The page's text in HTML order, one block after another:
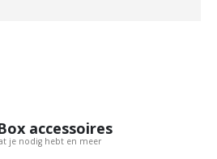
accessoires
je nodig hebt en meer